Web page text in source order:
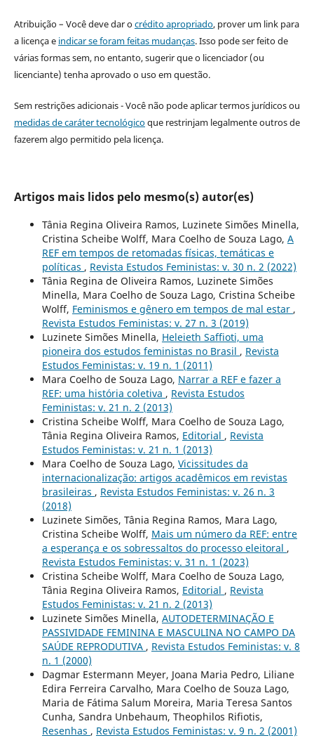
Atribuição – Você deve dar ocrédito apropriado, prover um link para
a licença e indicar se foram feitas mudanças. Isso pode ser feito de
várias formas sem, no entanto, sugerir que o licenciador (ou
licenciante) tenha aprovado o uso em questão.
Sem restrições adicionais - Você não pode aplicar termos jurídicos ou
medidas de caráter tecnológicoque restrinjam legalmente outros de
fazerem algo permitido pela licença.
Artigos mais lidos pelo mesmo(s) autor(es)
Tânia Regina Oliveira Ramos, Luzinete Simões Minella,
Cristina Scheibe Wolff, Mara Coelho de Souza Lago, A
REF em tempos de retomadas físicas, temáticas e
políticas , Revista Estudos Feministas: v. 30 n. 2 (2022)
Tânia Regina de Oliveira Ramos, Luzinete Simões
Minella, Mara Coelho de Souza Lago, Cristina Scheibe
Wolff, Feminismos e gênero em tempos de mal estar ,
Revista Estudos Feministas: v. 27 n. 3 (2019)
Luzinete Simões Minella, Heleieth Saffioti, uma
pioneira dos estudos feministas no Brasil , Revista
Estudos Feministas: v. 19 n. 1 (2011)
Mara Coelho de Souza Lago, Narrar a REF e fazer a
REF: uma história coletiva , Revista Estudos
Feministas: v. 21 n. 2 (2013)
Cristina Scheibe Wolff, Mara Coelho de Souza Lago,
Tânia Regina Oliveira Ramos, Editorial , Revista
Estudos Feministas: v. 21 n. 1 (2013)
Mara Coelho de Souza Lago, Vicissitudes da
internacionalização: artigos acadêmicos em revistas
brasileiras , Revista Estudos Feministas: v. 26 n. 3
(2018)
Luzinete Simões, Tânia Regina Ramos, Mara Lago,
Cristina Scheibe Wolff, Mais um número da REF: entre
a esperança e os sobressaltos do processo eleitoral ,
Revista Estudos Feministas: v. 31 n. 1 (2023)
Cristina Scheibe Wolff, Mara Coelho de Souza Lago,
Tânia Regina Oliveira Ramos, Editorial , Revista
Estudos Feministas: v. 21 n. 2 (2013)
Luzinete Simões Minella, AUTODETERMINAÇÃO E
PASSIVIDADE FEMININA E MASCULINA NO CAMPO DA
SAÚDE REPRODUTIVA , Revista Estudos Feministas: v. 8
n. 1 (2000)
Dagmar Estermann Meyer, Joana Maria Pedro, Liliane
Edira Ferreira Carvalho, Mara Coelho de Souza Lago,
Maria de Fátima Salum Moreira, Maria Teresa Santos
Cunha, Sandra Unbehaum, Theophilos Rifiotis,
Resenhas , Revista Estudos Feministas: v. 9 n. 2 (2001)